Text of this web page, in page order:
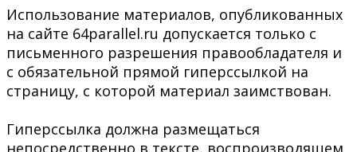
Использование материалов, опубликованных
на сайте 64parallel.ru допускается только с
письменного разрешения правообладателя и
с обязательной прямой гиперссылкой на
страницу, с которой материал заимствован.
Гиперссылка должна размещаться
непосредственно в тексте, воспроизводящем